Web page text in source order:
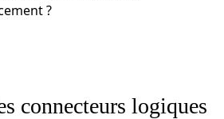
?
connecteurs logiques